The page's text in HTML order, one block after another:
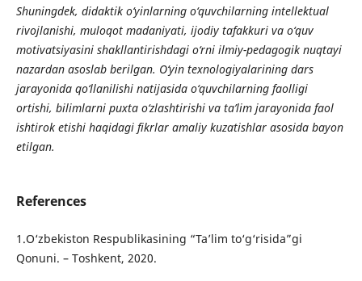
Shuningdek, didaktik o‘yinlarning o‘quvchilarning intellektual
rivojlanishi, muloqot madaniyati, ijodiy tafakkuri va o‘quv
motivatsiyasini shakllantirishdagi o‘rni ilmiy-pedagogik nuqtayi
nazardan asoslab berilgan. O‘yin texnologiyalarining dars
jarayonida qo‘llanilishi natijasida o‘quvchilarning faolligi
ortishi, bilimlarni puxta o‘zlashtirishi va ta’lim jarayonida faol
ishtirok etishi haqidagi fikrlar amaliy kuzatishlar asosida bayon
etilgan.
References
1.O‘zbekiston Respublikasining “Ta’lim to‘g‘risida”gi
Qonuni. – Toshkent, 2020.